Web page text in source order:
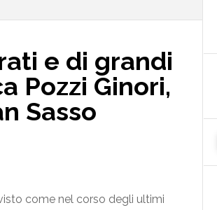
e di grandi
Pozzi Ginori,
Sasso
come nel corso degli ultimi